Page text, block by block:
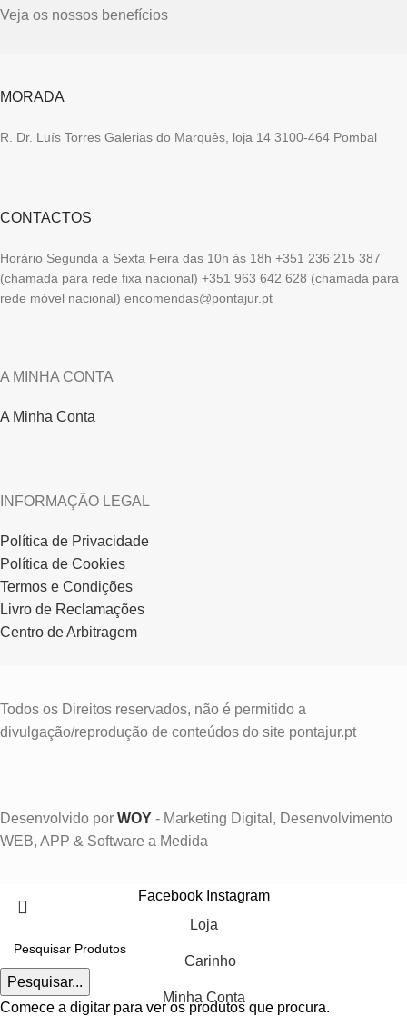
Veja os nossos benefícios
MORADA
R. Dr. Luís Torres Galerias do Marquês, loja 14 3100-464 Pombal
CONTACTOS
Horário Segunda a Sexta Feira das 10h às 18h +351 236 215 387
(chamada para rede fixa nacional) +351 963 642 628 (chamada para
rede móvel nacional) encomendas@pontajur.pt
A MINHA CONTA
A Minha Conta
INFORMAÇÃO LEGAL
Política de Privacidade
Política de Cookies
Termos e Condições
Livro de Reclamações
Centro de Arbitragem
Todos os Direitos reservados, não é permitido a
divulgação/reprodução de conteúdos do site pontajur.pt
Desenvolvido por WOY - Marketing Digital, Desenvolvimento
WEB, APP & Software a Medida
Pesquisar...
Comece a digitar para ver os produtos que procura.
Facebook Instagram
Loja
Carinho
Minha Conta